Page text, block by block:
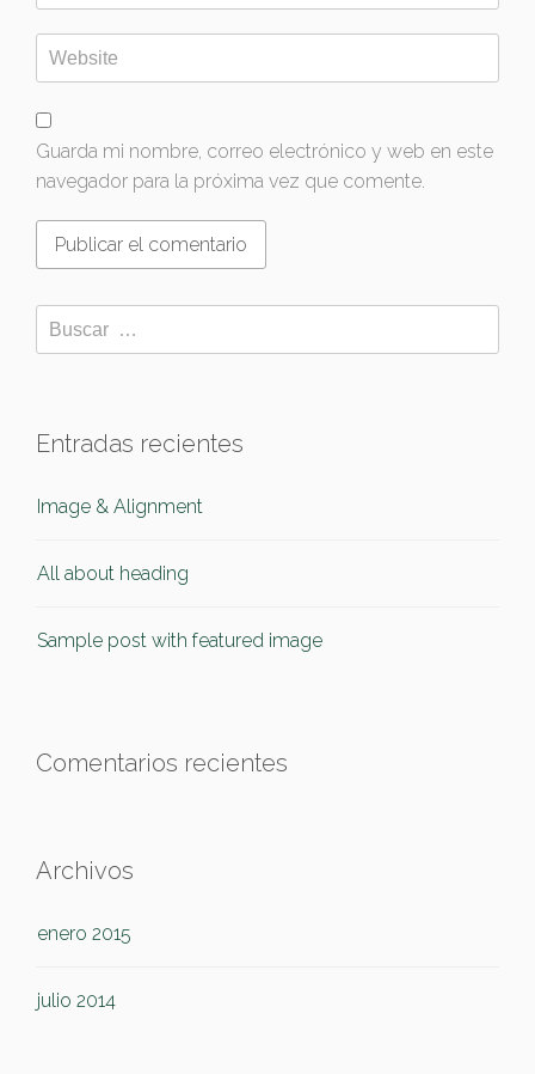
Guarda mi nombre, correo electrónico y web en este
navegador para la próxima vez que comente.
Entradas recientes
Image & Alignment
All about heading
Sample post with featured image
Comentarios recientes
Archivos
enero 2015
julio 2014